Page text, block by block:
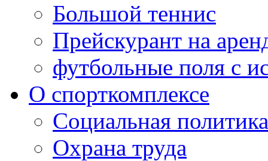
Большой теннис
Прейскурант на
футбольные поля с
О спорткомплексе
Социальная политика
Охрана труда